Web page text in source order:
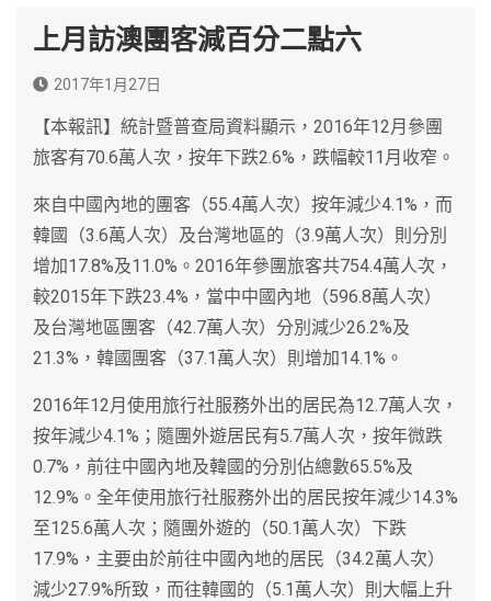
上月訪澳團客減百分二點六
2017年1月27日
【本報訊】統計暨普查局資料顯示，2016年12月參團
旅客有70.6萬人次，按年下跌2.6%，跌幅較11月收窄。
來自中國內地的團客（55.4萬人次）按年減少4.1%，而
韓國（3.6萬人次）及台灣地區的（3.9萬人次）則分別
增加17.8%及11.0%。2016年參團旅客共754.4萬人次，
較2015年下跌23.4%，當中中國內地（596.8萬人次）
及台灣地區團客（42.7萬人次）分別減少26.2%及
21.3%，韓國團客（37.1萬人次）則增加14.1%。
2016年12月使用旅行社服務外出的居民為12.7萬人次，
按年減少4.1%；隨團外遊居民有5.7萬人次，按年微跌
0.7%，前往中國內地及韓國的分別佔總數65.5%及
12.9%。全年使用旅行社服務外出的居民按年減少14.3%
至125.6萬人次；隨團外遊的（50.1萬人次）下跌
17.9%，主要由於前往中國內地的居民（34.2萬人次）
減少27.9%所致，而往韓國的（5.1萬人次）則大幅上升